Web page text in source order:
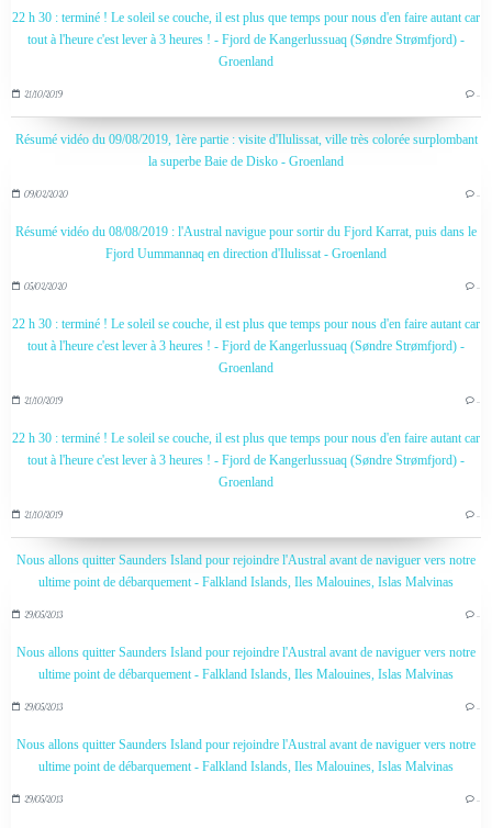
22 h 30 : terminé ! Le soleil se couche, il est plus que temps pour nous d'en faire autant car
tout à l'heure c'est lever à 3 heures ! - Fjord de Kangerlussuaq (Søndre Strømfjord) -
Groenland
21/10/2019 …
Résumé vidéo du 09/08/2019, 1ère partie : visite d'Ilulissat, ville très colorée surplombant
la superbe Baie de Disko - Groenland
09/02/2020 …
Résumé vidéo du 08/08/2019 : l'Austral navigue pour sortir du Fjord Karrat, puis dans le
Fjord Uummannaq en direction d'Ilulissat - Groenland
05/02/2020 …
22 h 30 : terminé ! Le soleil se couche, il est plus que temps pour nous d'en faire autant car
tout à l'heure c'est lever à 3 heures ! - Fjord de Kangerlussuaq (Søndre Strømfjord) -
Groenland
21/10/2019 …
22 h 30 : terminé ! Le soleil se couche, il est plus que temps pour nous d'en faire autant car
tout à l'heure c'est lever à 3 heures ! - Fjord de Kangerlussuaq (Søndre Strømfjord) -
Groenland
21/10/2019 …
Nous allons quitter Saunders Island pour rejoindre l'Austral avant de naviguer vers notre
ultime point de débarquement - Falkland Islands, Iles Malouines, Islas Malvinas
29/05/2013 …
Nous allons quitter Saunders Island pour rejoindre l'Austral avant de naviguer vers notre
ultime point de débarquement - Falkland Islands, Iles Malouines, Islas Malvinas
29/05/2013 …
Nous allons quitter Saunders Island pour rejoindre l'Austral avant de naviguer vers notre
ultime point de débarquement - Falkland Islands, Iles Malouines, Islas Malvinas
29/05/2013 …